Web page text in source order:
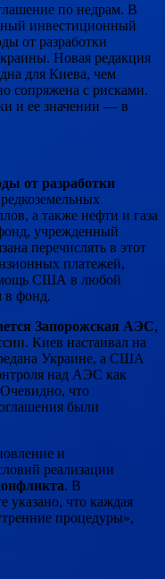
по недрам. В
инвестиционный
от разработки
Новая редакция
для Киева, чем
сопряжена с рисками.
и ее значении — в
от разработки
редкоземельных
а также нефти и газа
учрежденный
перечислять в этот
платежей,
США в любой
в фонд.
Запорожская АЭС,
Киев настаивал на
Украине, а США
над АЭС как
что
были
и
реализации
. В
указано, что каждая
процедуры»,